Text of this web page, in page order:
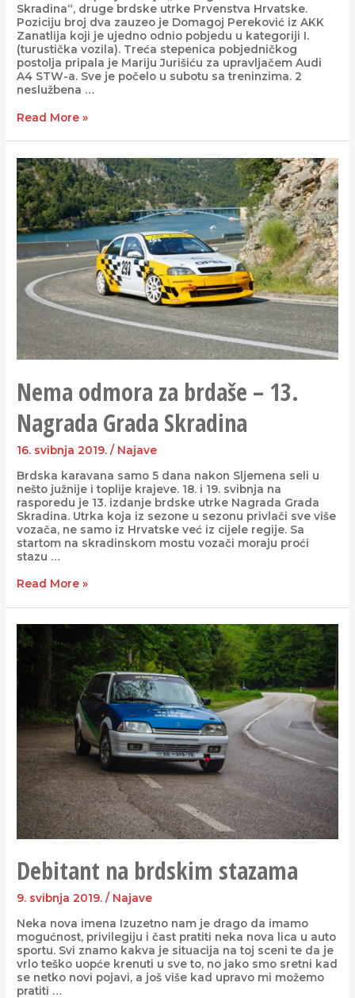
Skradina“, druge brdske utrke Prvenstva Hrvatske.
Poziciju broj dva zauzeo je Domagoj Pereković iz AKK
Zanatlija koji je ujedno odnio pobjedu u kategoriji I.
(turustička vozila). Treća stepenica pobjedničkog
postolja pripala je Mariju Jurišiću za upravljačem Audi
A4 STW-a. Sve je počelo u subotu sa treninzima. 2
neslužbena …
Read More »
Nema odmora za brdaše – 13.
Nagrada Grada Skradina
16. svibnja 2019. / Najave
Brdska karavana samo 5 dana nakon Sljemena seli u
nešto južnije i toplije krajeve. 18. i 19. svibnja na
rasporedu je 13. izdanje brdske utrke Nagrada Grada
Skradina. Utrka koja iz sezone u sezonu privlači sve više
vozača, ne samo iz Hrvatske već iz cijele regije. Sa
startom na skradinskom mostu vozači moraju proći
stazu …
Read More »
Debitant na brdskim stazama
9. svibnja 2019. / Najave
Neka nova imena Izuzetno nam je drago da imamo
mogućnost, privilegiju i čast pratiti neka nova lica u auto
sportu. Svi znamo kakva je situacija na toj sceni te da je
vrlo teško uopće krenuti u sve to, no jako smo sretni kad
se netko novi pojavi, a još više kad upravo mi možemo
pratiti …